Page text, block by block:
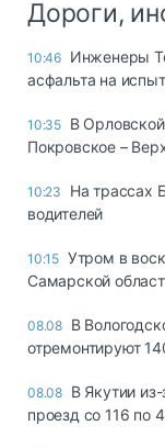
Дороги,
10:46 Инженеры
асфальта на
10:35 В
Покровское –
10:23
На трассах
водителей
10:15 Утром в
Самарской
08.08 В
отремонтируют
08.08 В Якутии
проезд со 116 по